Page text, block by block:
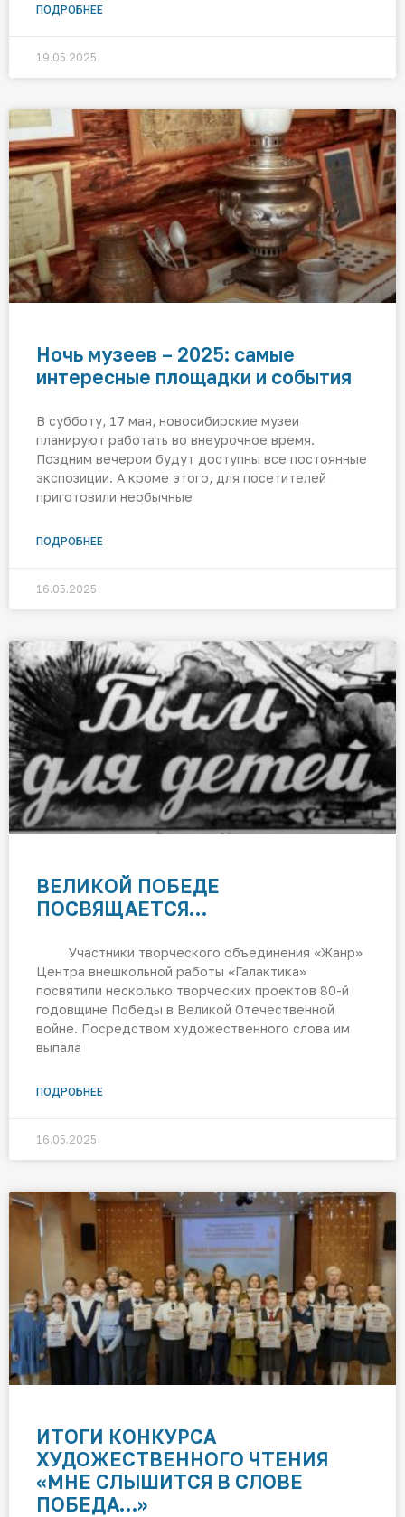
ПОДРОБНЕЕ
19.05.2025
Ночь музеев – 2025: самые
интересные площадки и события
В субботу, 17 мая, новосибирские музеи
планируют работать во внеурочное время.
Поздним вечером будут доступны все постоянные
экспозиции. А кроме этого, для посетителей
приготовили необычные
ПОДРОБНЕЕ
16.05.2025
ВЕЛИКОЙ ПОБЕДЕ
ПОСВЯЩАЕТСЯ…
Участники творческого объединения «Жанр»
Центра внешкольной работы «Галактика»
посвятили несколько творческих проектов 80-й
годовщине Победы в Великой Отечественной
войне. Посредством художественного слова им
выпала
ПОДРОБНЕЕ
16.05.2025
ИТОГИ КОНКУРСА
ХУДОЖЕСТВЕННОГО ЧТЕНИЯ
«МНЕ СЛЫШИТСЯ В СЛОВЕ
ПОБЕДА…»